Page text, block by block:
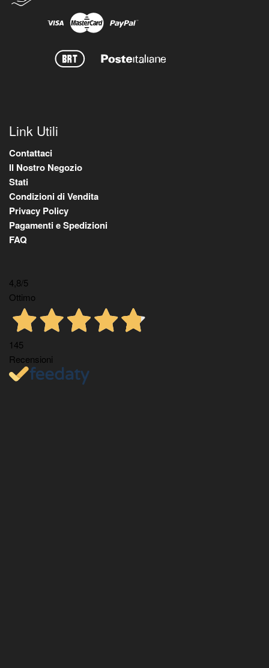
Link Utili
Contattaci
Il Nostro Negozio
Stati
Condizioni di Vendita
Privacy Policy
Pagamenti e Spedizioni
FAQ
4,8/5
Ottimo
145
Recensioni